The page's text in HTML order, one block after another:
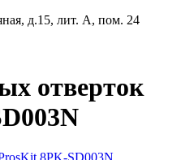
д.15, лит. А, пом. 24
отверток